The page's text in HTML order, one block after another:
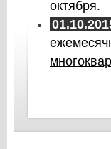
октября.